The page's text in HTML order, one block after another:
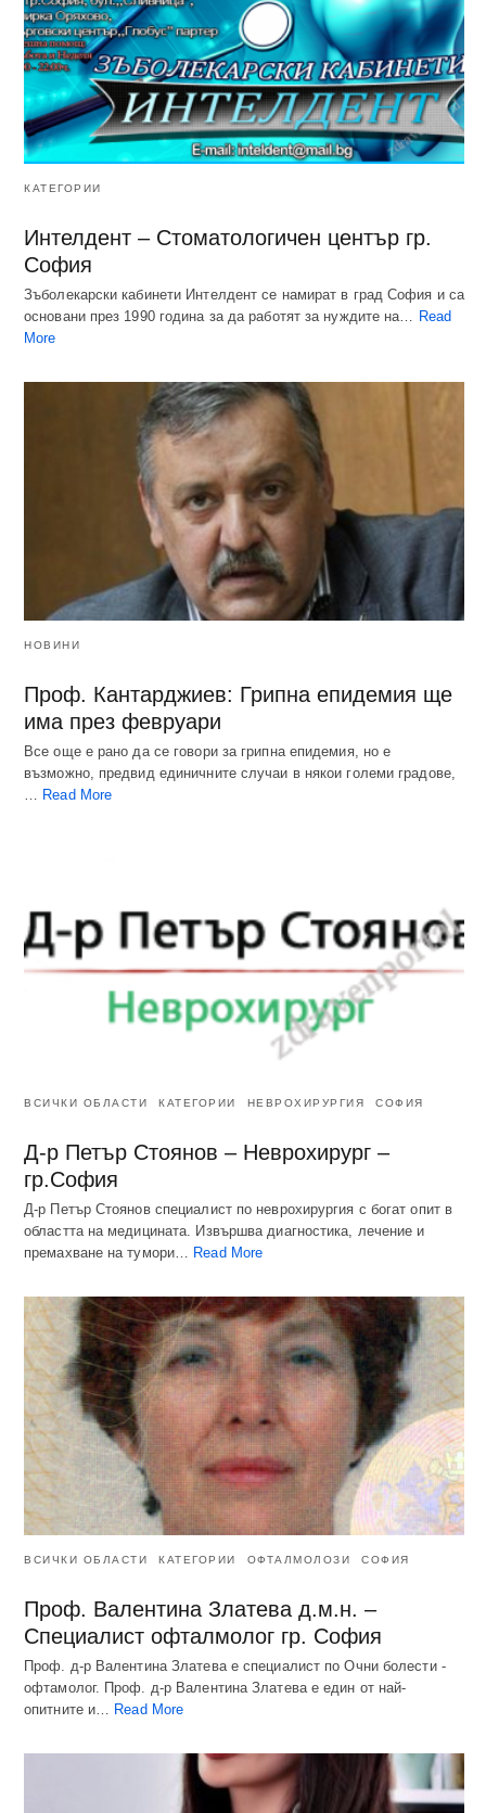
КАТЕГОРИИ
Интелдент – Стоматологичен център гр.
София
Зъболекарски кабинети Интелдент се намират в град София и са
основани през 1990 година за да работят за нуждите на… Read
More
НОВИНИ
Проф. Кантарджиев: Грипна епидемия ще
има през февруари
Все още е рано да се говори за грипна епидемия, но е
възможно, предвид единичните случаи в някои големи градове,
… Read More
ВСИЧКИ ОБЛАСТИ КАТЕГОРИИ НЕВРОХИРУРГИЯ СОФИЯ
Д-р Петър Стоянов – Неврохирург –
гр.София
Д-р Петър Стоянов специалист по неврохирургия с богат опит в
областта на медицината. Извършва диагностика, лечение и
премахване на тумори…
Read More
ВСИЧКИ ОБЛАСТИ КАТЕГОРИИ ОФТАЛМОЛОЗИ СОФИЯ
Проф. Валентина Златева д.м.н. –
Специалист офталмолог гр. София
Проф. д-р Валентина Златева е специалист по Очни болести -
офтамолог. Проф. д-р Валентина Златева е един от най-
опитните и… Read More